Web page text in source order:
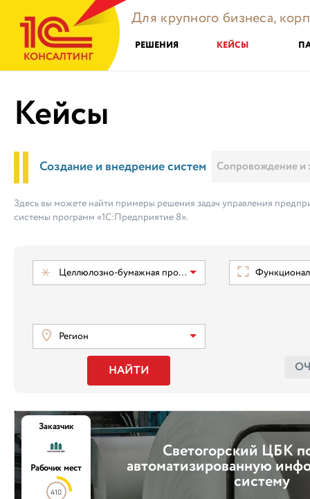
Для крупного бизнеса,
РЕШЕНИЯ КЕЙСЫ
Кейсы
Создание и внедрение систем Сопровождение и
Здесь вы можете найти примеры решения задач управления
системы программ «1С:Предприятие 8».
Целлюлозно-бумажная промышленность
Регион
НАЙТИ
Светогорский ЦБК
автоматизированную
систему
Заказчик
Рабочих мест
410